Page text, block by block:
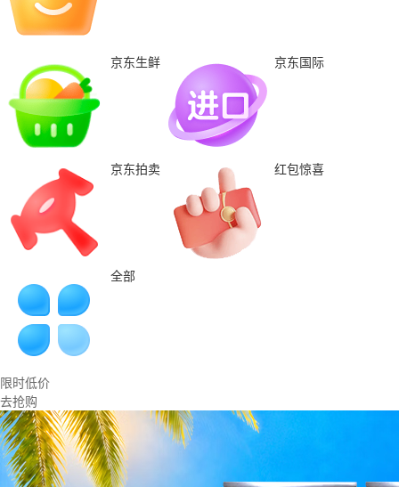
京东生鲜 京东国际
京东拍卖 红包惊喜
全部
限时低价
去抢购